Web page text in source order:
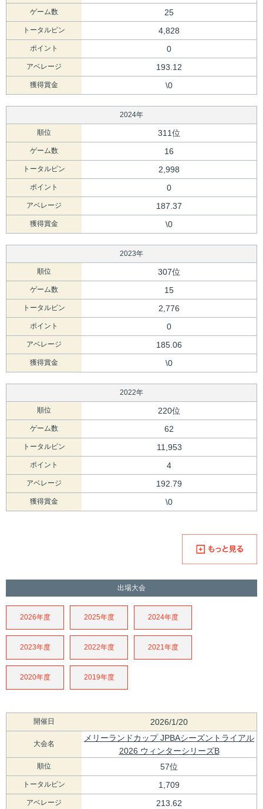
ゲーム数 25
トータルピン 4,828
ポイント 0
アベレージ 193.12
獲得賞金 \0
2024年
順位 311位
ゲーム数 16
トータルピン 2,998
ポイント 0
アベレージ 187.37
獲得賞金 \0
2023年
順位 307位
ゲーム数 15
トータルピン 2,776
ポイント 0
アベレージ 185.06
獲得賞金 \0
2022年
順位 220位
ゲーム数 62
トータルピン 11,953
ポイント 4
アベレージ 192.79
獲得賞金 \0
出場大会
2026年度 2025年度 2024年度
2023年度 2022年度 2021年度
2020年度 2019年度
開催日 2026/1/20
大会名
メリーランドカップ JPBAシーズントライアル
2026 ウィンターシリーズB
順位 57位
トータルピン 1,709
アベレージ 213.62